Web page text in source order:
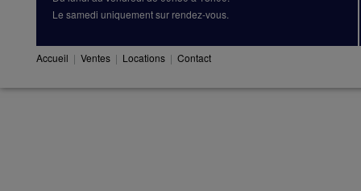
Le samedi uniquement sur rendez-vous.
Accueil | Ventes | Locations | Contact